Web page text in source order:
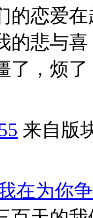
的恋爱
的悲与
了，烦
来自版
在为你